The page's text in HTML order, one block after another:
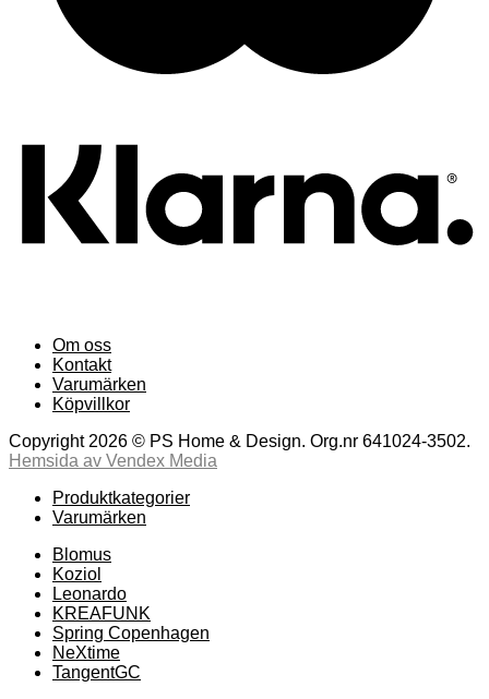
Om oss
Kontakt
Varumärken
Köpvillkor
Copyright 2026 © PS Home & Design. Org.nr 641024-3502.
Hemsida av Vendex Media
Produktkategorier
Varumärken
Blomus
Koziol
Leonardo
KREAFUNK
Spring Copenhagen
NeXtime
TangentGC